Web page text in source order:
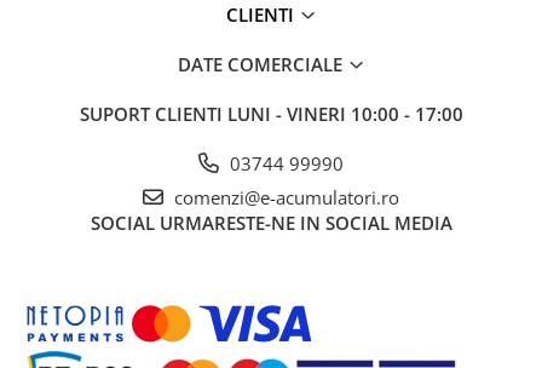
Dulapuri pentru cablare
Sigurante
Lumina (Becuri si Lanterne)
Laptop & PC accesorii, baterii,
Solutii solare portabile
Lichidare de stoc
CLIENTI
DATE COMERCIALE
SUPORT CLIENTI LUNI - VINERI 10:00 - 17:00
03744 99990
comenzi@e-acumulatori.ro
SOCIAL URMARESTE-NE IN SOCIAL MEDIA